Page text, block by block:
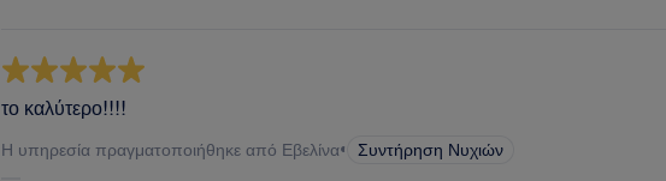
το καλύτερο!!!!
Η υπηρεσία πραγματοποιήθηκε από Εβελίνα• Συντήρηση Νυχιών